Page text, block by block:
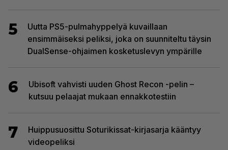
5
Uutta PS5-pulmahyppelyä kuvaillaan
ensimmäiseksi peliksi, joka on suunniteltu täysin
DualSense-ohjaimen kosketuslevyn ympärille
6
Ubisoft vahvisti uuden Ghost Recon -pelin –
kutsuu pelaajat mukaan ennakkotestiin
7
Huippusuosittu Soturikissat-kirjasarja kääntyy
videopeliksi